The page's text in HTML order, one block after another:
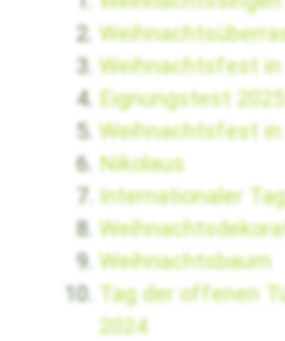
Weihnachtsfest in
Eignungstest 2025
Weihnachtsfest
Nikolaus
Internationaler
Weihnachtsbaum
Tag der offenen
2024